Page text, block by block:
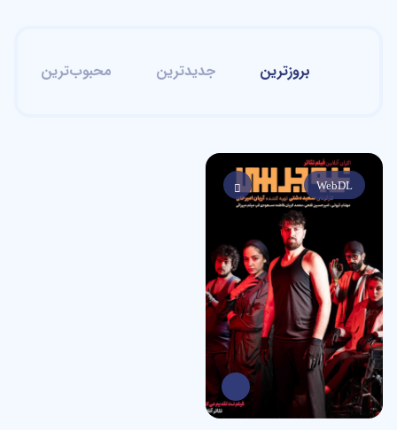
بروزترین جدیدترین محبوب‌ترین
WebDL